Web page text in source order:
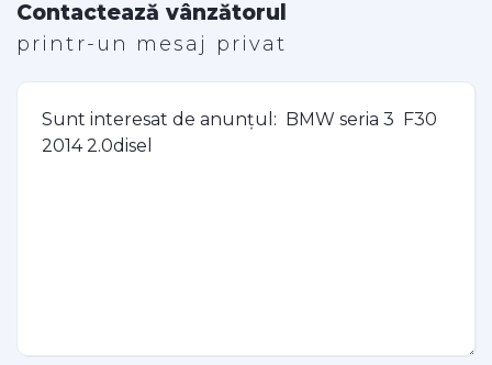
Contactează vânzătorul
printr-un mesaj privat